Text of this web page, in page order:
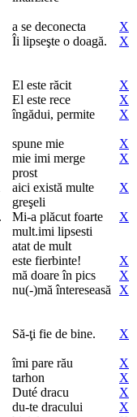
a se deconecta
X
Îi lipseşte o doagă. X
El este răcit
X
El este rece
X
îngădui, permite X
spune mie
X
mie imi merge
prost
X
aici există multe
greşeli
X
Mi-a plăcut foarte
mult.imi lipsesti
atat de mult
X
este fierbinte!
X
mă doare în pics
X
nu(-)mă întereseasă X
Să-ţi fie de bine. X
îmi pare rău
X
tarhon
X
Duté dracu
X
du-te dracului
X